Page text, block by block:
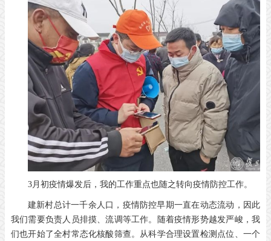
3月初疫情爆发后，我的工作重点也随之转向疫情防控工作。
建新村总计一千余人口，疫情防控早期一直在动态流动，因此
我们需要负责人员排摸、流调等工作。随着疫情形势越发严峻，我
们也开始了全村常态化核酸筛查。从科学合理设置检测点位、一个